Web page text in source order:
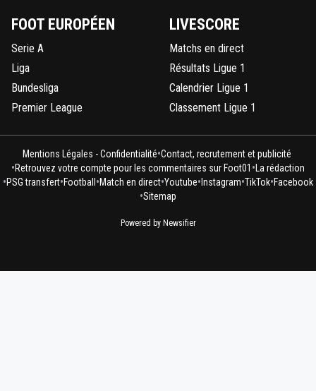
FOOT EUROPÉEN
Serie A
Liga
Bundesliga
Premier League
LIVESCORE
Matchs en direct
Résultats Ligue 1
Calendrier Ligue 1
Classement Ligue 1
Mentions Légales - Confidentialité•Contact, recrutement et publicité
•Retrouvez votre compte pour les commentaires sur Foot01 • La rédaction
•PSG transfert•Football •Match en direct•Youtube• Instagram•TikTok•Facebook
•Sitemap
Powered by Newsifier